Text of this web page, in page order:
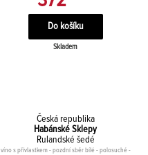
Skladem
Česká republika
Habánské Sklepy
Rulandské šedé
víno s přívlastkem - pozdní sběr bílé - polosuché -